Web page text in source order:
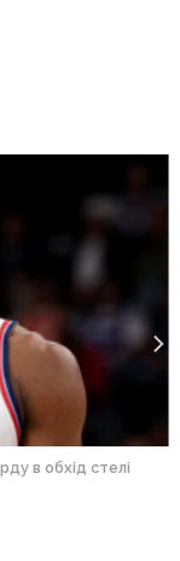
в обхід стелі